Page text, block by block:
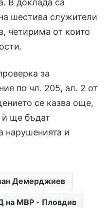
В доклада са
шестива служители
четирима от които
за
по чл. 205, ал. 2 от
се казва още,
ѝ ще бъдат
нарушенията и
Демерджиев
на МВР - Пловдив